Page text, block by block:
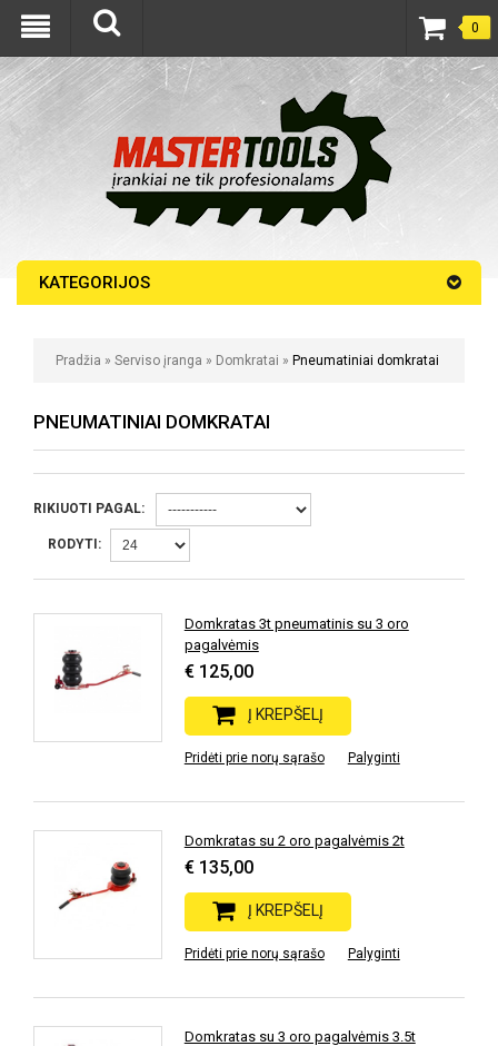
0
KATEGORIJOS
Pradžia » Serviso įranga » Domkratai » Pneumatiniai domkratai
PNEUMATINIAI DOMKRATAI
RIKIUOTI PAGAL:
RODYTI:
Domkratas 3t pneumatinis su 3 oro
pagalvėmis
€ 125,00
Į KREPŠELĮ
Pridėti prie norų sąrašo Palyginti
Domkratas su 2 oro pagalvėmis 2t
€ 135,00
Į KREPŠELĮ
Pridėti prie norų sąrašo Palyginti
Domkratas su 3 oro pagalvėmis 3.5t